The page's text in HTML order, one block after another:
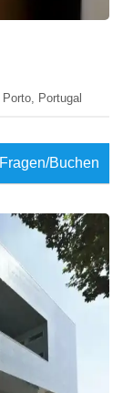
Portugal
Fragen/Buchen